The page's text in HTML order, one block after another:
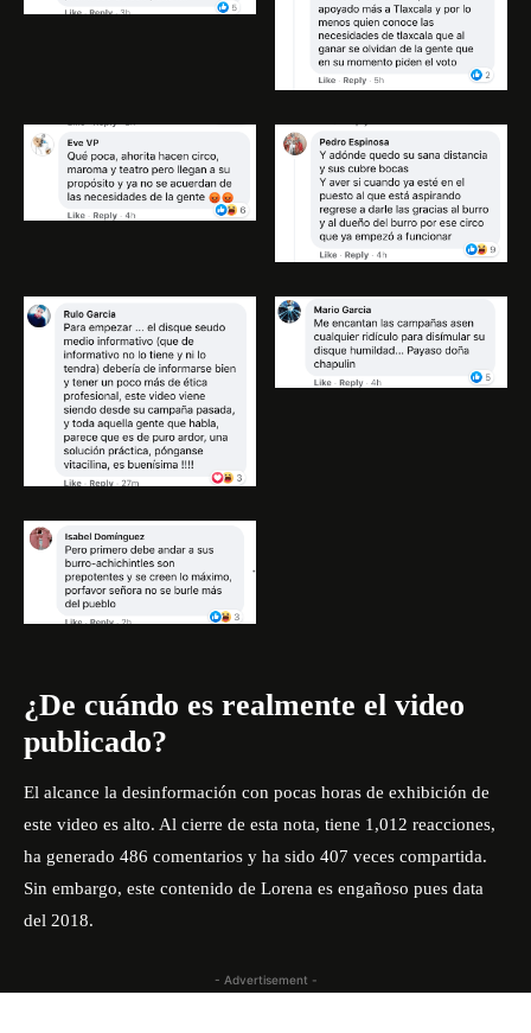
¿De cuándo es realmente el video
publicado?
El alcance la desinformación con pocas horas de exhibición de
este video es alto. Al cierre de esta nota, tiene 1,012 reacciones,
ha generado 486 comentarios y ha sido 407 veces compartida.
Sin embargo, este contenido de Lorena es engañoso pues data
del 2018.
- Advertisement -